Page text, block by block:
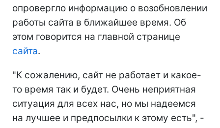
опровергло информацию о возобновлении
работы сайта в ближайшее время. Об
этом говорится на главной странице
сайта.
"К сожалению, сайт не работает и какое-
то время так и будет. Очень неприятная
ситуация для всех нас, но мы надеемся
на лучшее и предпосылки к этому есть", -